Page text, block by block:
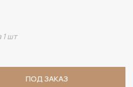
1 шт
ПОД ЗАКАЗ